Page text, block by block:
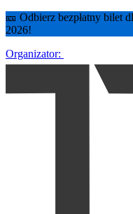
🎫 Odbierz bezpłatny bilet
2026!
Organizator: